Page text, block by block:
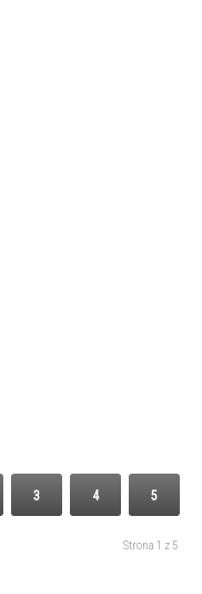
3 4 5
Strona 1 z 5